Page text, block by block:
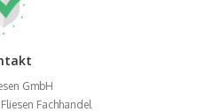
GmbH
Fachhandel